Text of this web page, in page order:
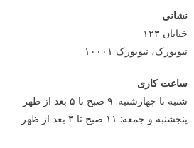
نشانی
خیابان ۱۲۳
نیویورک، نیویورک ۱۰۰۰۱
ساعت کاری
شنبه تا چهارشنبه: ۹ صبح تا ۵ بعد از ظهر
پنجشنبه و جمعه: ۱۱ صبح تا ۳ بعد از ظهر